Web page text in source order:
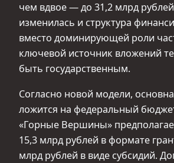
чем вдвое — до 31,2 млрд
изменилась и структура
вместо доминирующей роли
ключевой источник вложений
быть государственным.
Согласно новой модели,
ложится на федеральный
«Горные Вершины»
15,3 млрд рублей в формате
млрд рублей в виде субсидий.